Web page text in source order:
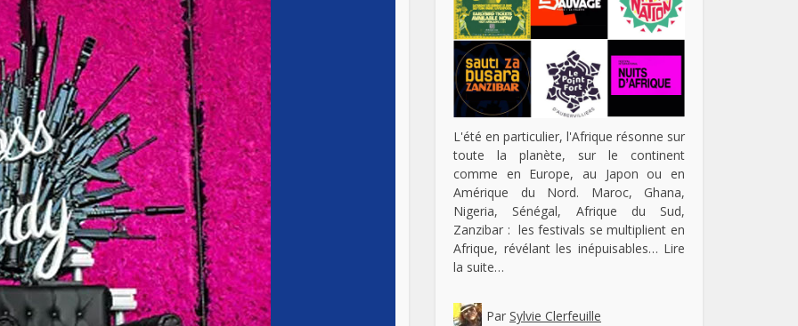
L'été en particulier, l'Afrique résonne sur
toute la planète, sur le continent
comme en Europe, au Japon ou en
Amérique du Nord. Maroc, Ghana,
Nigeria, Sénégal, Afrique du Sud,
Zanzibar : les festivals se multiplient en
Afrique, révélant les inépuisables… Lire
la suite…
Par Sylvie Clerfeuille